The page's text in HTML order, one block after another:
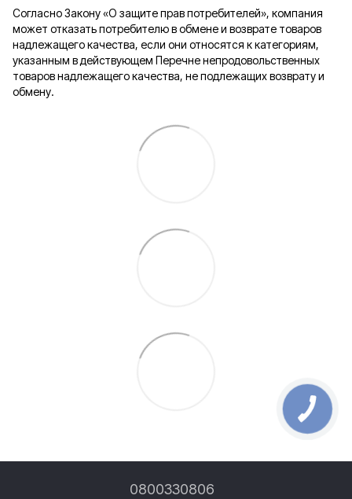
Согласно Закону «О защите прав потребителей», компания
может отказать потребителю в обмене и возврате товаров
надлежащего качества, если они относятся к категориям,
указанным в действующем Перечне непродовольственных
товаров надлежащего качества, не подлежащих возврату и
обмену.
0800330806